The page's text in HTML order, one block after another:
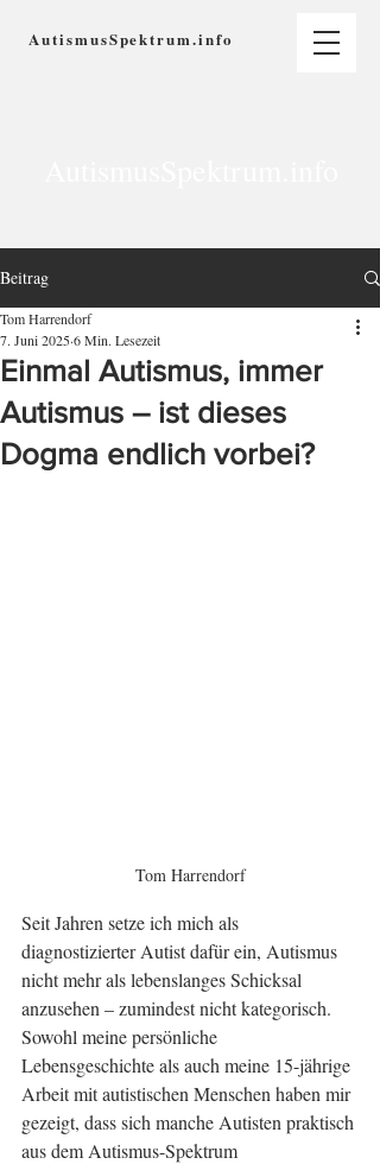
AutismusSpektrum.info
Beitrag
Einmal Autismus, immer
Autismus – ist dieses
Dogma endlich vorbei?
Tom Harrendorf
7. Juni 20256 Min. Lesezeit
Tom Harrendorf
Seit Jahren setze ich mich als
diagnostizierter Autist dafür ein, Autismus
nicht mehr als lebenslanges Schicksal
anzusehen – zumindest nicht kategorisch.
Sowohl meine persönliche
Lebensgeschichte als auch meine 15-jährige
Arbeit mit autistischen Menschen haben mir
gezeigt, dass sich manche Autisten praktisch
aus dem Autismus-Spektrum